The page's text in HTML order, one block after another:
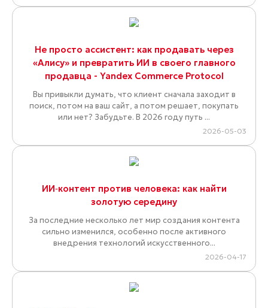
Не просто ассистент: как продавать через
«Алису» и превратить ИИ в своего главного
продавца - Yandex Commerce Protocol
Вы привыкли думать, что клиент сначала заходит в
поиск, потом на ваш сайт, а потом решает, покупать
или нет? Забудьте. В 2026 году путь ...
2026-05-03
ИИ‑контент против человека: как найти
золотую середину
За последние несколько лет мир создания контента
сильно изменился, особенно после активного
внедрения технологий искусственного...
2026-04-17